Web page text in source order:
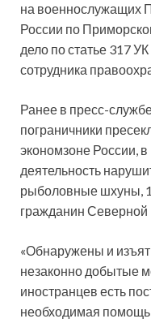
на военнослужащих
России по
дело по статье 317
сотрудника
Ранее в пресс-
пограничники
экономзоне России,
деятельность
рыболовные шхуны,
гражданин Северной
«Обнаружены и
незаконно добытые
иностранцев есть
необходимая